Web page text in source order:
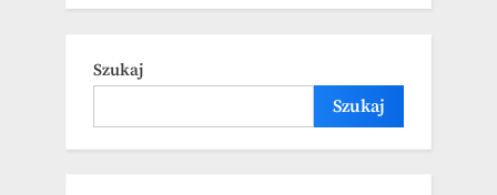
Szukaj
Szukaj